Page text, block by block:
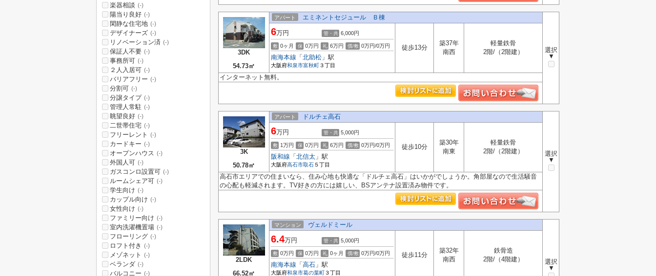
3DK
54.73㎡
アパート エミネントセジュール Ｂ棟
選択
▼
6万円 管・共 6,000円
敷 0ヶ月 保 0万円 礼 6万円 償/敷 0万円/0万円
南海本線 「 北助松 」駅
大阪府和泉市富秋町３丁目
徒歩13分
築37年
南西
軽量鉄骨
2階/（2階建）
インターネット無料。
3K
50.78㎡
アパート ドルチェ高石
選択
▼
6万円 管・共 5,000円
敷 1万円 保 0万円 礼 6万円 償/敷 0万円/0万円
阪和線 「 北信太 」駅
大阪府高石市取石 ５丁目
徒歩10分
築30年
南東
軽量鉄骨
2階/（2階建）
高石市エリアでの住まいなら、住み心地も快適な「ドルチェ高石」はいかがでしょうか。角部屋なので生活騒音
の心配も軽減されます。TV好きの方には嬉しい、BSアンテナ設置済み物件です。
2LDK
66.52㎡
マンション ヴェルドミール
選択
▼
6.4万円 管・共 5,000円
敷 0万円 保 0万円 礼 0ヶ月 償/敷 0万円/0万円
南海本線 「 高石 」駅
大阪府和泉市葛の葉町３丁目
徒歩11分
築32年
南西
鉄骨造
2階/（4階建）
楽器相談 (-)
陽当り良好 (-)
閑静な住宅地 (-)
デザイナーズ (-)
リノベーション済 (-)
保証人不要 (-)
事務所可 (-)
２人入居可 (-)
バリアフリー (-)
分割可 (-)
分譲タイプ (-)
管理人常駐 (-)
眺望良好 (-)
二世帯住宅 (-)
フリーレント (-)
カードキー (-)
オープンハウス (-)
外国人可 (-)
ガスコンロ設置可 (-)
ルームシェア可 (-)
学生向け (-)
カップル向け (-)
女性向け (-)
ファミリー向け (-)
室内洗濯機置場 (-)
フローリング (-)
ロフト付き (-)
メゾネット (-)
ベランダ (-)
バルコニー (-)